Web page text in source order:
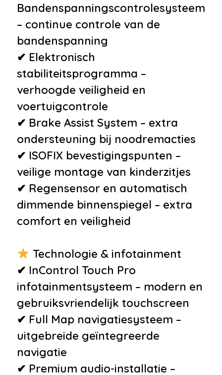
Overige
Achteropkomend verkeer
waarschuwing
Achteruitrijcamera
•Automatisch dimmende
achteruitkijkspiegel
•Bandenspanning-
controlesysteem (TPMS)
•Connected services
Elektrisch verstelbare
stuurkolom
Elektrisch verwarmbare
voorruit
•LED mistlampen voor
•
niveauregeling
Schakelmogelijkheid aan
stuurwiel
•Schakelpaddles aan stuurwiel
Stoelbekleding in Oxford
geperforeerd leder
•Volledig digitaal
Bandenspanningscontrolesysteem
– continue controle van de
bandenspanning
✔ Elektronisch
stabiliteitsprogramma –
verhoogde veiligheid en
voertuigcontrole
✔ Brake Assist System – extra
ondersteuning bij noodremacties
✔ ISOFIX bevestigingspunten –
veilige montage van kinderzitjes
✔ Regensensor en automatisch
dimmende binnenspiegel – extra
comfort en veiligheid
Technologie & infotainment
✔ InControl Touch Pro
infotainmentsysteem – modern en
gebruiksvriendelijk touchscreen
✔ Full Map navigatiesysteem –
uitgebreide geïntegreerde
navigatie
✔ Premium audio-installatie –